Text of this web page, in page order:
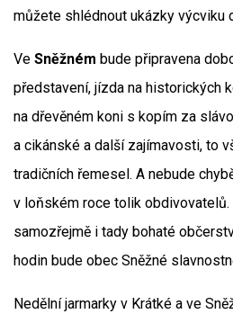
můžete shlédnout ukázky výcviku
Ve Sněžném bude připravena
představení, jízda na historických
na dřevěném koni s kopím za
a cikánské a další zajímavosti, to
tradičních řemesel. A nebude
v loňském roce tolik obdivovatelů.
samozřejmě i tady bohaté
hodin bude obec Sněžné
Nedělní jarmarky v Krátké a ve